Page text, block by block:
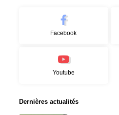
Facebook
Youtube
Dernières actualités